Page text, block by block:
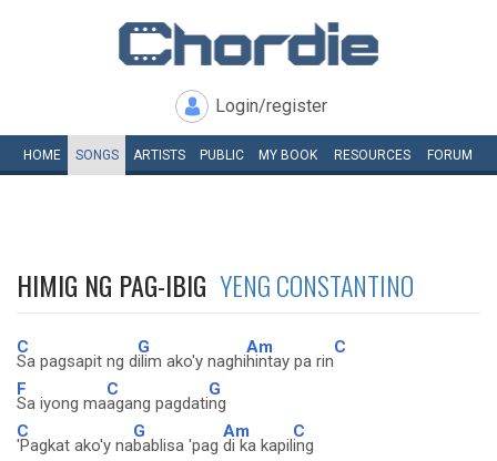
Login/register
HOME SONGS ARTISTS PUBLIC MY BOOK RESOURCES FORUM
HIMIG NG PAG-IBIG YENG CONSTANTINO
C
Sa pagsapit ng d
G
ilim ako'y naghi
Am
hintay pa rin
C
F
Sa iyong ma
C
agang pagdati
G
ng
C
'Pagkat ako'y na
G
bablisa 'pag
Am
di ka kapil
C
ing